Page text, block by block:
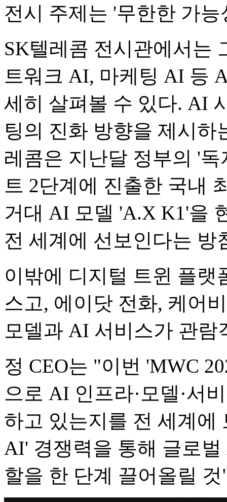
전시 주제는 '무한한 가
SK텔레콤 전시관에서는
트워크 AI, 마케팅 AI 등
세히 살펴볼 수 있다. AI
팅의 진화 방향을 제시하
레콤은 지난달 정부의 '
트 2단계에 진출한 국내
거대 AI 모델 'A.X K1'을
전 세계에 선보인다는 방
이밖에 디지털 트윈 플랫
스고, 에이닷 전화, 케어
모델과 AI 서비스가 관람
정 CEO는 "이번 'MWC
으로 AI 인프라·모델·서
하고 있는지를 전 세계
AI' 경쟁력을 통해 글로
할을 한 단계 끌어올릴